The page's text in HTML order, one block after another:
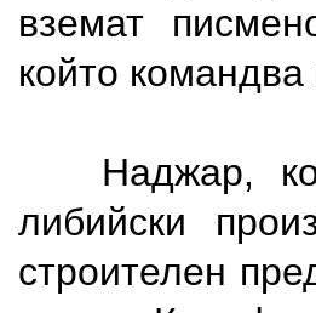
вземат
който
Наджар,
либийски
строителен